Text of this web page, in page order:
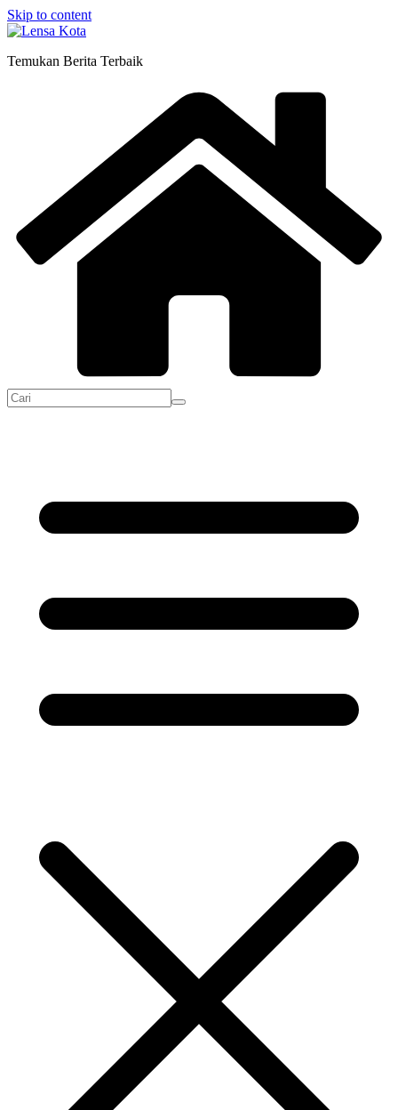
Skip to content
Temukan Berita Terbaik